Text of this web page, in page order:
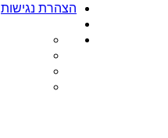
הצהרת נגישות